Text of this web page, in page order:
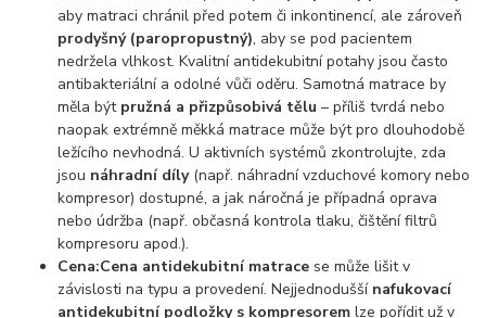
aby matraci chránil před potem či inkontinencí, ale zároveň
prodyšný (paropropustný), aby se pod pacientem
nedržela vlhkost. Kvalitní antidekubitní potahy jsou často
antibakteriální a odolné vůči oděru. Samotná matrace by
měla být pružná a přizpůsobivá tělu – příliš tvrdá nebo
naopak extrémně měkká matrace může být pro dlouhodobě
ležícího nevhodná. U aktivních systémů zkontrolujte, zda
jsou náhradní díly(např. náhradní vzduchové komory nebo
kompresor) dostupné, a jak náročná je případná oprava
nebo údržba (např. občasná kontrola tlaku, čištění filtrů
kompresoru apod.).
Cena:Cena antidekubitní matrace se může lišit v
závislosti na typu a provedení. Nejjednodušší nafukovací
antidekubitní podložky s kompresorem lze pořídit už v